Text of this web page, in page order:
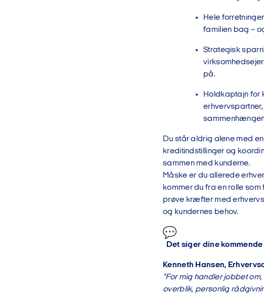
Hele
familien bag –
Strategisk
på.
Holdkaptajn for
Du står aldrig alene med
kreditindstillinger og
sammen med kunderne.
Måske er du allerede
kommer du fra en rolle
prøve kræfter med
og kundernes behov.
Det siger dine
Kenneth Hansen,
”For mig handler jobbet
overblik, personlig